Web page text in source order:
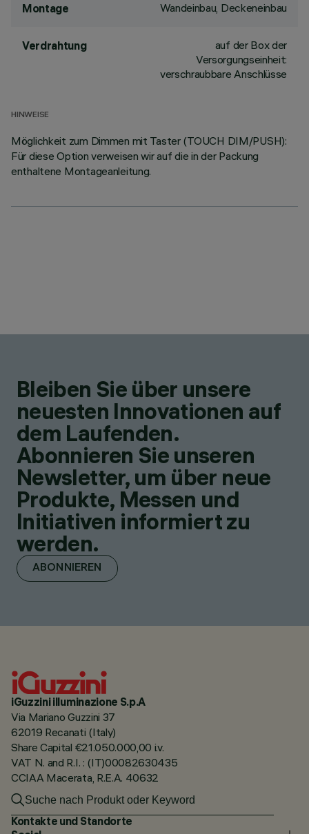
Montage Wandeinbau, Deckeneinbau
Verdrahtung
auf der Box der
Versorgungseinheit:
verschraubbare Anschlüsse
HINWEISE
Möglichkeit zum Dimmen mit Taster (TOUCH DIM/PUSH):
Für diese Option verweisen wir auf die in der Packung
enthaltene Montageanleitung.
Bleiben Sie über unsere
neuesten Innovationen auf
dem Laufenden.
Abonnieren Sie unseren
Newsletter, um über neue
Produkte, Messen und
Initiativen informiert zu
werden.
ABONNIEREN
iGuzzini illuminazione S.p.A
Via Mariano Guzzini 37
62019 Recanati (Italy)
Share Capital €21.050.000,00 i.v.
VAT N. and R.I. : (IT)00082630435
CCIAA Macerata, R.E.A. 40632
Kontakte und Standorte